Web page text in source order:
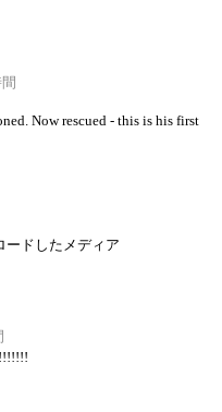
Now rescued - this is his first
ードしたメディア